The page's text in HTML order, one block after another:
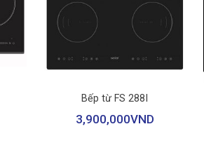
+
Bếp từ FS 288I
3,900,000VND